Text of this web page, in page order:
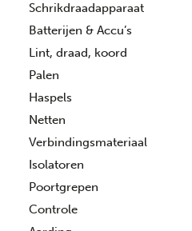
Schrikdraadapparaat
Batterijen & Accu’s
Lint, draad, koord
Palen
Haspels
Netten
Verbindingsmateriaal
Isolatoren
Poortgrepen
Controle